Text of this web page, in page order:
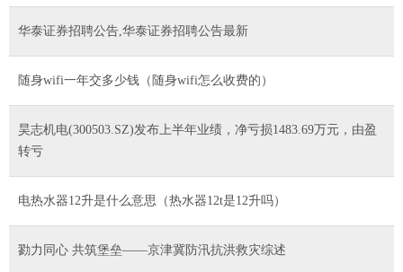
华泰证券招聘公告,华泰证券招聘公告最新
随身wifi一年交多少钱（随身wifi怎么收费的）
昊志机电(300503.SZ)发布上半年业绩，净亏损1483.69万元，由盈
转亏
电热水器12升是什么意思（热水器12t是12升吗）
勠力同心 共筑堡垒——京津冀防汛抗洪救灾综述